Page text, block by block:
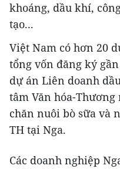
khoáng, dầu khí,
tạo...
Việt Nam có hơn 20
tổng vốn đăng ký
dự án Liên doanh
tâm Văn hóa-
chăn nuôi bò sữa và
TH tại Nga.
Các doanh nghiệp